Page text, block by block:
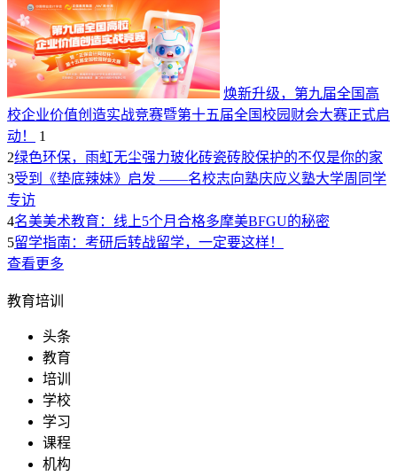
焕新升级，第九届全国高
校企业价值创造实战竞赛暨第十五届全国校园财会大赛正式启
动！
1
2绿色环保，雨虹无尘强力玻化砖瓷砖胶保护的不仅是你的家
3受到《垫底辣妹》启发 ——名校志向塾庆应义塾大学周同学
专访
4名美美术教育：线上5个月合格多摩美BFGU的秘密
5留学指南：考研后转战留学，一定要这样！
查看更多
教育培训
头条
教育
培训
学校
学习
课程
机构